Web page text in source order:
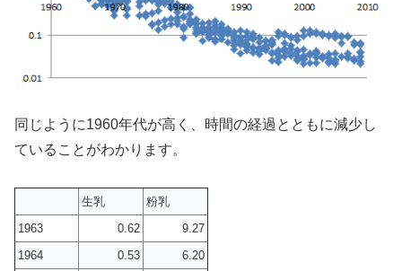
同じように1960年代が高く、時間の経過とともに減少し
ていることがわかります。
生乳
粉乳
1963
0.62
9.27
1964
0.53
6.20